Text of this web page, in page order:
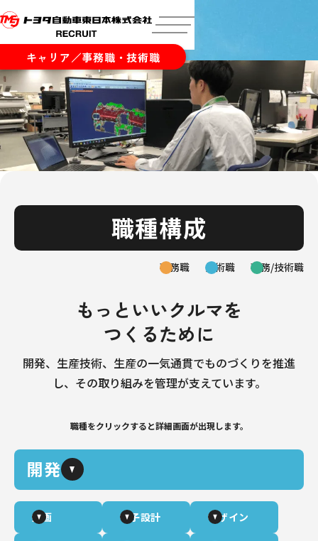
キャリア／事務職・技術職
業務紹介
職種構成
事務職 技術職 事務/技術職
もっといいクルマを
つくるために
開発、生産技術、生産の一気通貫でものづくりを推進
し、その取り組みを管理が支えています。
職種をクリックすると詳細画面が出現します。
開発
企画 電子設計 デザイン